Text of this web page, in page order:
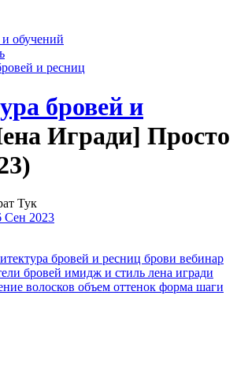
обучений
и ресниц
бровей и
Игради] Просто
Тук
Сен 2023
бровей и ресниц брови вебинар
бровей имидж и стиль лена игради
волосков объем оттенок форма шаги